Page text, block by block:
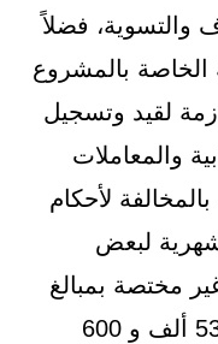
فضلاً
الخاصة بالمشروع
لقيد وتسجيل
والمعاملات
لأحكام
لبعض
مختصة بمبالغ
بلغ ما أمكن حصرة منها نحو 535 ألف و 600